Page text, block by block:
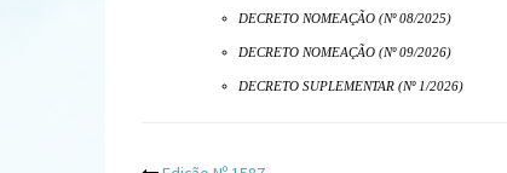
DECRETO NOMEAÇÃO (Nº 08/2025)
DECRETO NOMEAÇÃO (Nº 09/2026)
DECRETO SUPLEMENTAR (Nº 1/2026)